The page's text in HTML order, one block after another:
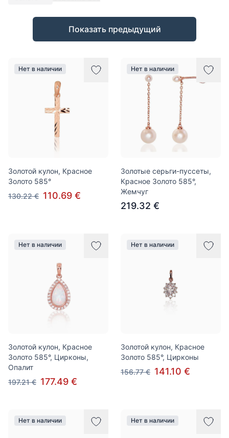
Товары
Показать предыдущий
Нет в наличии
Золотой кулон, Красное
Золото 585°
130.22 € 110.69 €
Нет в наличии
Золотые серьги-пуссеты,
Красное Золото 585°,
Жемчуг
219.32 €
Нет в наличии
Золотой кулон, Красное
Золото 585°, Цирконы,
Опалит
197.21 € 177.49 €
Нет в наличии
Золотой кулон, Красное
Золото 585°, Цирконы
156.77 € 141.10 €
Нет в наличии Нет в наличии